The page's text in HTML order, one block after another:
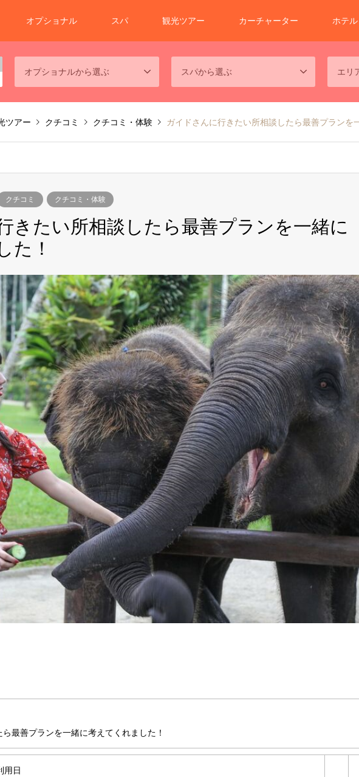
オプショナル スパ 観光ツアー カーチャーター ホテル
オプショナルから選ぶ スパから選ぶ エリ
ツアー クチコミ クチコミ・体験 ガイドさんに行きたい所相談したら最善プランを
クチコミ クチコミ・体験
きたい所相談したら最善プランを一緒に
た！
最善プランを一緒に考えてくれました！
用日